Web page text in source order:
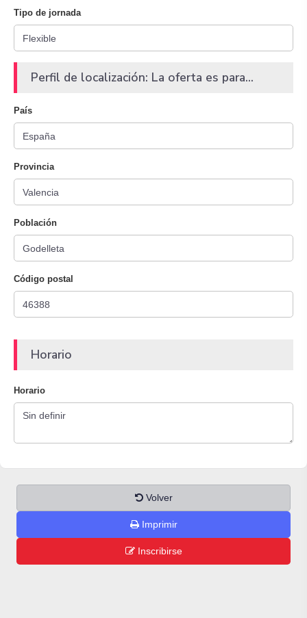
Tipo de jornada
Perfil de localización: La oferta es para...
País
Provincia
Población
Código postal
Horario
Horario
Volver
Imprimir
Inscribirse